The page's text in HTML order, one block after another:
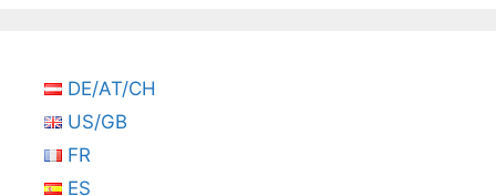
DE/AT/CH
US/GB
FR
ES